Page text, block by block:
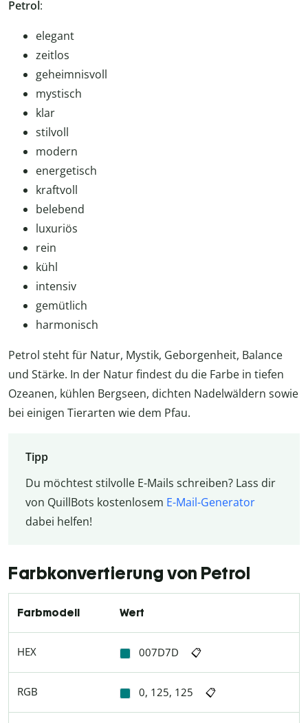
Petrol:
elegant
zeitlos
geheimnisvoll
mystisch
klar
stilvoll
modern
energetisch
kraftvoll
belebend
luxuriös
rein
kühl
intensiv
gemütlich
harmonisch
Petrol steht für Natur, Mystik, Geborgenheit, Balance
und Stärke. In der Natur findest du die Farbe in tiefen
Ozeanen, kühlen Bergseen, dichten Nadelwäldern sowie
bei einigen Tierarten wie dem Pfau.
Tipp
Du möchtest stilvolle E-Mails schreiben? Lass dir
von QuillBots kostenlosem E-Mail-Generator
dabei helfen!
Farbkonvertierung von Petrol
Farbmodell Wert
HEX 007D7D 📋
RGB 0, 125, 125 📋